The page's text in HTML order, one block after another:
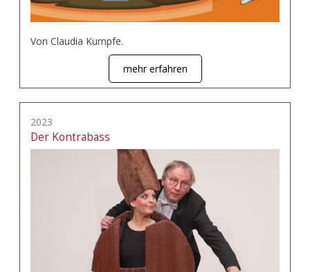
Von Claudia Kumpfe.
mehr erfahren
2023
Der Kontrabass